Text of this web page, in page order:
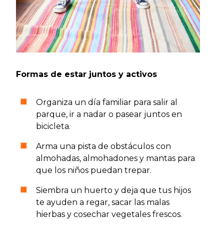
Formas de estar juntos y activos
Organiza un día familiar para salir al
parque, ir a nadar o pasear juntos en
bicicleta.
Arma una pista de obstáculos con
almohadas, almohadones y mantas para
que los niños puedan trepar.
Siembra un huerto y deja que tus hijos
te ayuden a regar, sacar las malas
hierbas y cosechar vegetales frescos.